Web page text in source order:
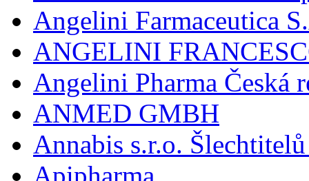
Angelini Farmaceutica
ANGELINI
Angelini Pharma Česká
ANMED GMBH
Annabis s.r.o.
Apipharma